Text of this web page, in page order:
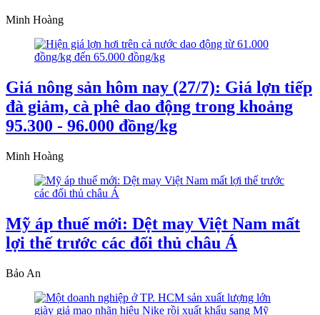
Minh Hoàng
Giá nông sản hôm nay (27/7): Giá lợn tiếp
đà giảm, cà phê dao động trong khoảng
95.300 - 96.000 đồng/kg
Minh Hoàng
Mỹ áp thuế mới: Dệt may Việt Nam mất
lợi thế trước các đối thủ châu Á
Bảo An